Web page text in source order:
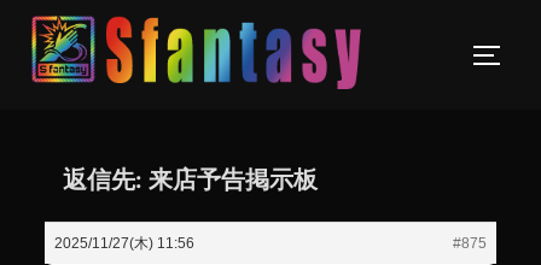
返信先: 来店予告掲示板
2025/11/27(木) 11:56
#875